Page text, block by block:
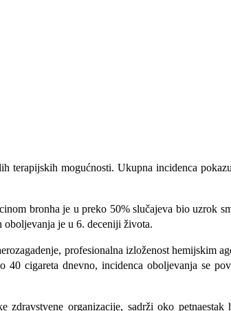
terapijskih mogućnosti. Ukupna incidenca
bronha je u preko 50% slučajeva bio uzrok
oboljevanja je u 6. deceniji života.
profesionalna izloženost hemijskim
cigareta dnevno, incidenca oboljevanja se
zdravstvene organizacije, sadrži oko